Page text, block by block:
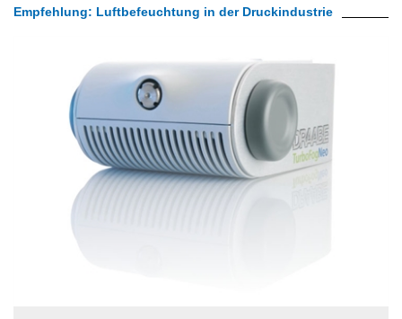
Empfehlung: Luftbefeuchtung in der Druckindustrie